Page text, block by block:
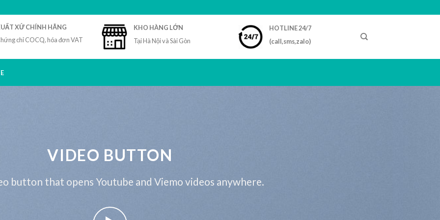
XỨ CHÍNH HÃNG
chỉ COCQ, hóa đơn VAT
KHO HÀNG LỚN
Tại Hà Nội và Sài Gòn
HOTLINE 24/7
(call,sms,zalo)
VIDEO BUTTON
button that opens Youtube and Viemo videos anywhere.